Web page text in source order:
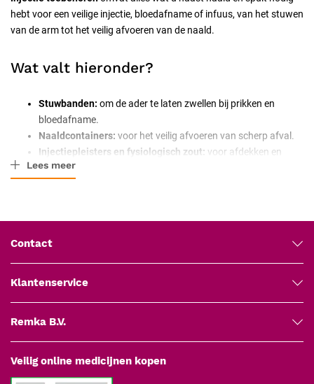
hebt voor een veilige injectie, bloedafname of infuus, van het stuwen
van de arm tot het veilig afvoeren van de naald.
Wat valt hieronder?
Stuwbanden: om de ader te laten zwellen bij prikken en
bloedafname.
Naaldcontainers: voor het veilig afvoeren van scherp afval.
Injectiepleisters en fysiologisch zout: voor afdekken en
spoelen.
hygiëne. Bekende merken zijn onder meer
Intra.
Veelgestelde vragen
Waarvoor dient een stuwband?
Om de arm af te binden zodat de ader zwelt en beter zicht- en
voelbaar wordt, wat het prikken en de bloedafname
Lees meer
Contact
Klantenservice
Remka B.V.
Veilig online medicijnen kopen